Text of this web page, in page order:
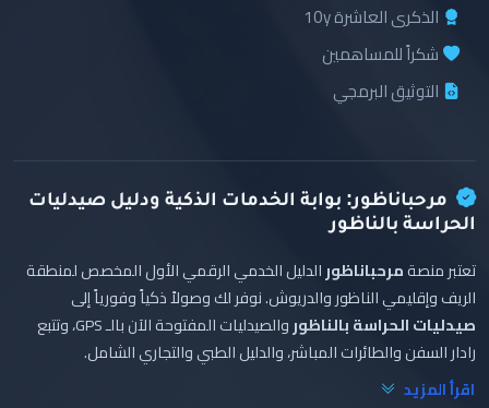
الذكرى العاشرة 10y
شكراً للمساهمين
التوثيق البرمجي
مرحباناظور: بوابة الخدمات الذكية ودليل صيدليات
الحراسة بالناظور
تعتبر منصةمرحباناظورالدليل الخدمي الرقمي الأول المخصص لمنطقة
الريف وإقليمي الناظور والدريوش. نوفر لك وصولاً ذكياً وفورياً إلى
صيدليات الحراسة بالناظور
والصيدليات المفتوحة الآن بالـ GPS، وتتبع
رادار السفن والطائرات المباشر، والدليل الطبي والتجاري الشامل.
اقرأ المزيد